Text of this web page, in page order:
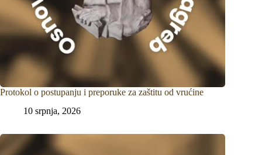
Protokol o postupanju i preporuke za zaštitu od vrućine
10 srpnja, 2026